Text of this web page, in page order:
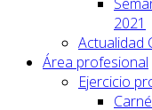
2021
Actualidad
Área profesional
Ejercicio